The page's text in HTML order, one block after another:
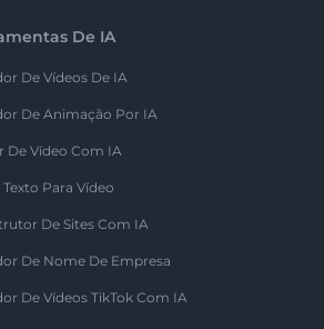
De IA
De Vídeos De IA
De Animação Por IA
De Vídeo Com IA
Texto Para Vídeo
De Sites Com IA
De Nome De Empresa
De Vídeos TikTok Com IA